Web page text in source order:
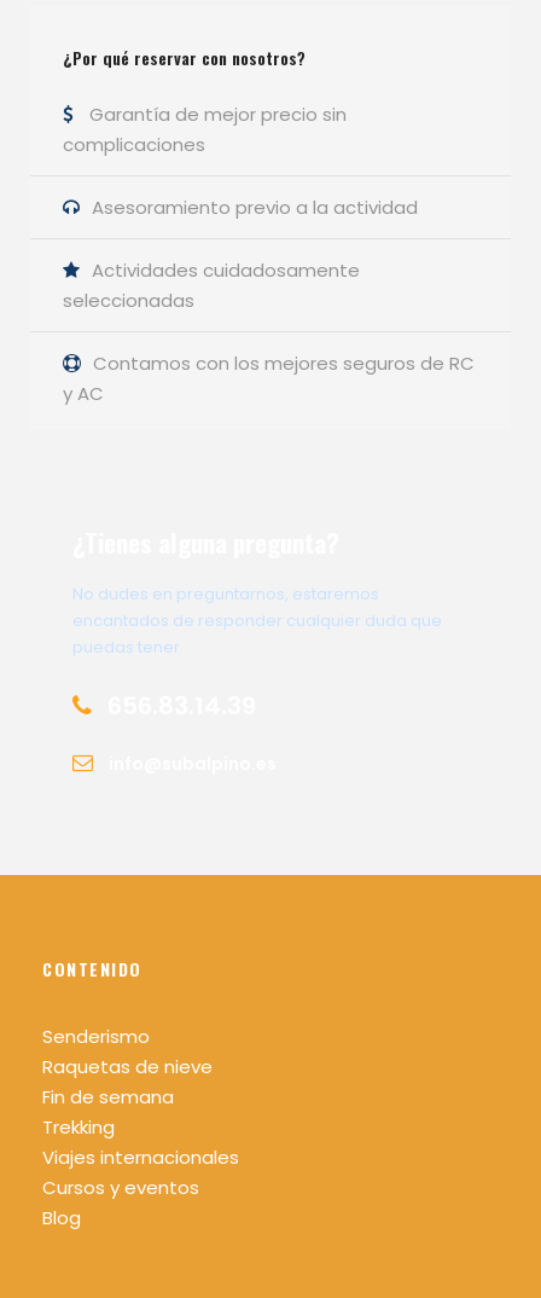
¿Por qué reservar con nosotros?
Garantía de mejor precio sin
complicaciones
Asesoramiento previo a la actividad
Actividades cuidadosamente
seleccionadas
Contamos con los mejores seguros de RC
y AC
No dudes en preguntarnos, estaremos
encantados de responder cualquier duda que
puedas tener
CONTENIDO
Senderismo
Raquetas de nieve
Fin de semana
Trekking
Viajes internacionales
Cursos y eventos
Blog